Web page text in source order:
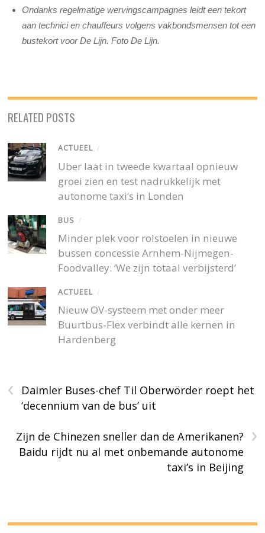
Ondanks regelmatige wervingscampagnes leidt een tekort
aan technici en chauffeurs volgens vakbondsmensen tot een
bustekort voor De Lijn. Foto De Lijn.
RELATED POSTS
ACTUEEL /
Uber laat in tweede kwartaal opnieuw
groei zien en test nadrukkelijk met
autonome taxi’s in Londen
BUS /
Minder plek voor rolstoelen in nieuwe
bussen concessie Arnhem-Nijmegen-
Foodvalley: ‘We zijn totaal verbijsterd’
ACTUEEL /
Nieuw OV-systeem met onder meer
Buurtbus-Flex verbindt alle kernen in
Hardenberg
‹
Daimler Buses-chef Til Oberwörder roept het
‘decennium van de bus’ uit
›
Zijn de Chinezen sneller dan de Amerikanen?
Baidu rijdt nu al met onbemande autonome
taxi’s in Beijing